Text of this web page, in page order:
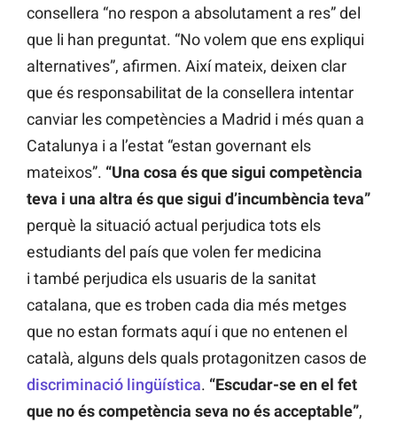
consellera “no respon a absolutament a res” del
que li han preguntat. “No volem que ens expliqui
alternatives”, afirmen. Així mateix, deixen clar
que és responsabilitat de la consellera intentar
canviar les competències a Madrid i més quan a
Catalunya i a l’estat “estan governant els
mateixos”. “Una cosa és que sigui competència
teva i una altra és que sigui d’incumbència teva”
perquè la situació actual perjudica tots els
estudiants del país que volen fer medicina
i també perjudica els usuaris de la sanitat
catalana, que es troben cada dia més metges
que no estan formats aquí i que no entenen el
català, alguns dels quals protagonitzen casos de
discriminació lingüística. “Escudar-se en el fet
que no és competència seva no és acceptable”,